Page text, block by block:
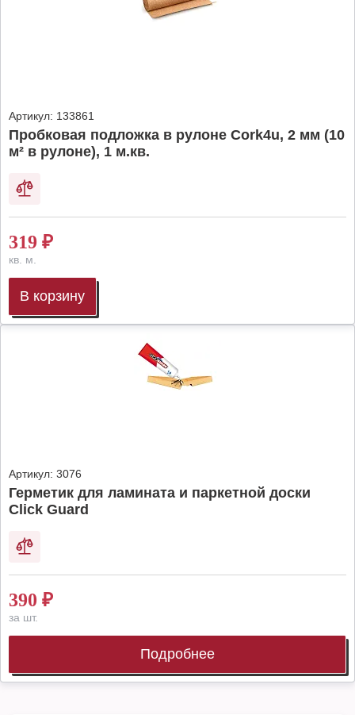
Артикул: 133861
Пробковая подложка в рулоне Cork4u, 2 мм (10
м² в рулоне), 1 м.кв.
319 ₽
кв. м.
В корзину
Артикул: 3076
Герметик для ламината и паркетной доски
Click Guard
390 ₽
за шт.
Подробнее